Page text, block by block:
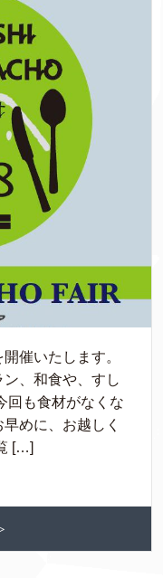
催いたします。
、和食や、すし
回も食材がなくな
めに、お越しく
[…]